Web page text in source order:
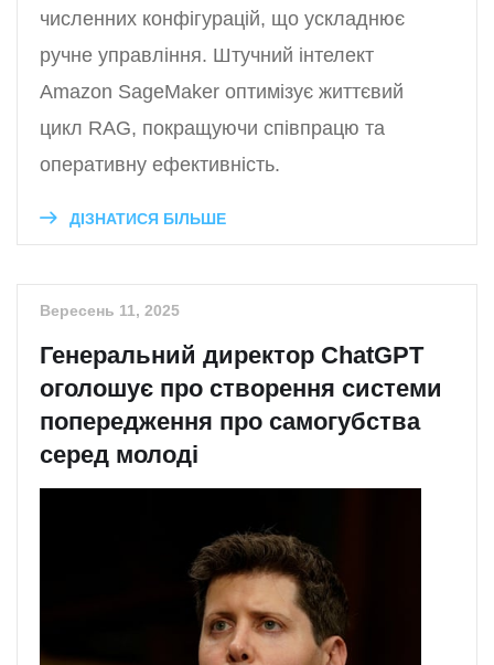
численних конфігурацій, що ускладнює
ручне управління. Штучний інтелект
Amazon SageMaker оптимізує життєвий
цикл RAG, покращуючи співпрацю та
оперативну ефективність.
ДІЗНАТИСЯ БІЛЬШЕ
Вересень 11, 2025
Генеральний директор ChatGPT
оголошує про створення системи
попередження про самогубства
серед молоді